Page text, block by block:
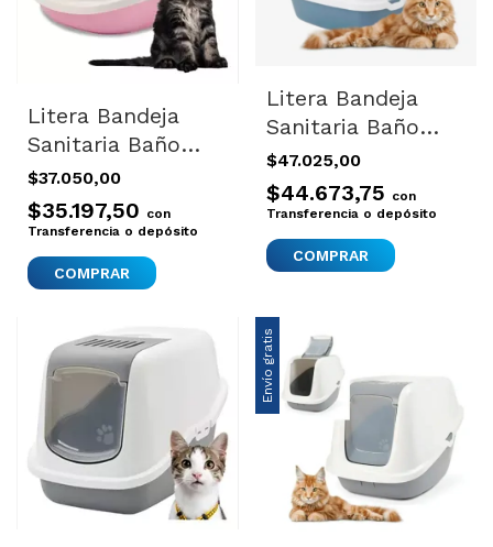
Litera Bandeja
Sanitaria Baño
Gatitos Gatos
Duchesse
$37.050,00
$35.197,50 con
Transferencia o depósito
COMPRAR
Litera Bandeja
Sanitaria Baño
Gatos Oscar Filtro
Olores
$47.025,00
$44.673,75 con
Transferencia o depósito
COMPRAR
Envío gratis